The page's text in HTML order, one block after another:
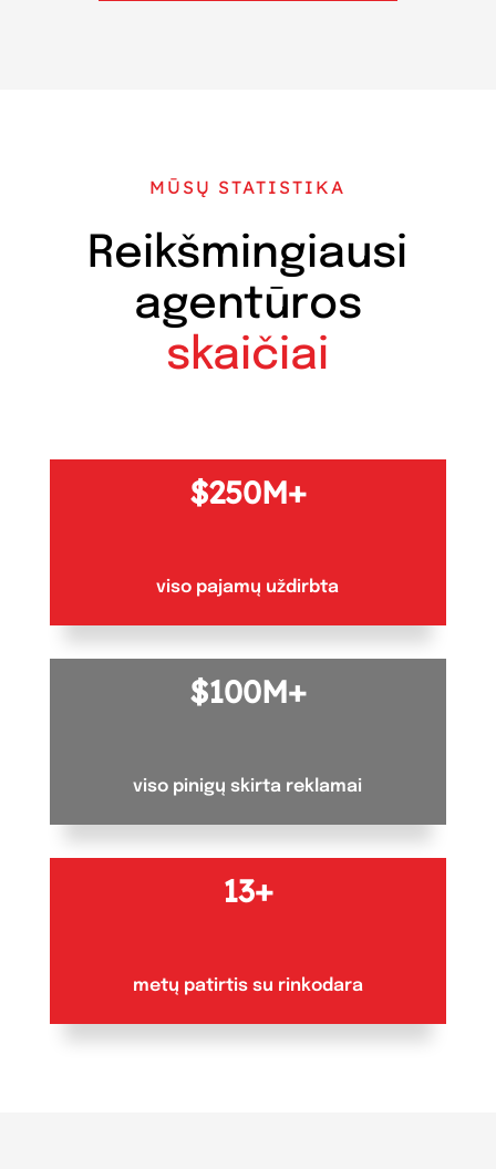
MŪSŲ STATISTIKA
Reikšmingiausi
agentūros
skaičiai
250M+
viso pajamų uždirbta
100M+
viso pinigų skirta reklamai
13+
metų patirtis su rinkodara